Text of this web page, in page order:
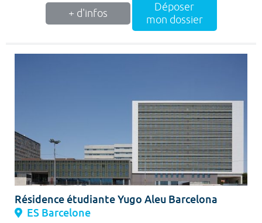
+ d'infos
Déposer
mon dossier
Résidence étudiante Yugo Aleu Barcelona
ES Barcelone